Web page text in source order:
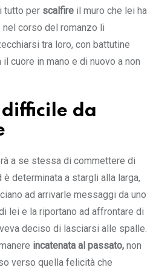
tutto per scalfire il muro che lei ha
corso del romanzo li
tra loro, con battutine
cuore in mano e di nuovo a non
da
a se stessa di commettere di
determinata a stargli alla larga,
ad arrivarle messaggi da uno
lei e la riportano ad affrontare di
deciso di lasciarsi alle spalle.
incatenata al passato, non
verso quella felicità che